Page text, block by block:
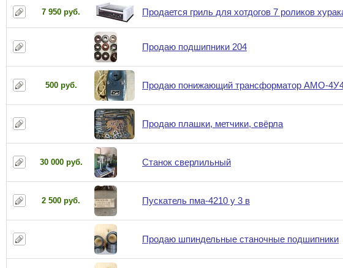
7 950 руб. Продается гриль для хотдогов 7 роликов
Продаю подшипники 204
500 руб. Продаю понижающий трансформатор АМО-
Продаю плашки, метчики, свёрла
30 000 руб. Станок сверлильный
2 500 руб. Пускатель пма-4210 у 3 в
Продаю шпиндельные станочные подшипники